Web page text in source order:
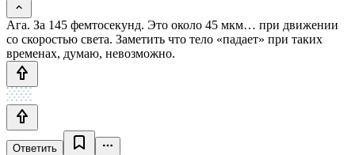
Ага. За 145 фемтосекунд. Это около 45 мкм… при движении
со скоростью света. Заметить что тело «падает» при таких
временах, думаю, невозможно.
Ответить